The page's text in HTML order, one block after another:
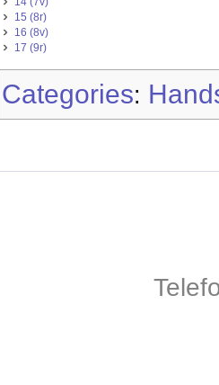
15 (8r)
16 (8v)
17 (9r)
Categories: